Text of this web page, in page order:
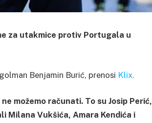
za utakmice protiv Portugala u
Benjamin Burić, prenosi Klix.
možemo računati. To su Josip Perić,
Milana Vukšića, Amara Kendića i